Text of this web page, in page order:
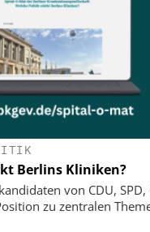
Berlins Kliniken?
von CDU,
zu zentralen